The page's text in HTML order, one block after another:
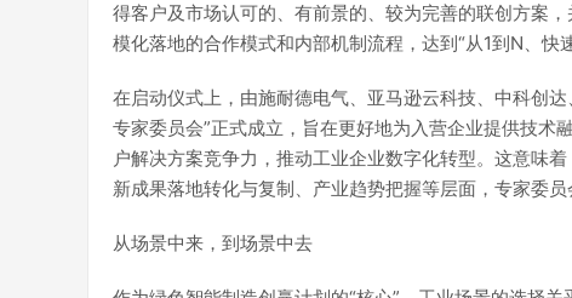
得客户及市场认可的、有前景的、较为完善的联创方案
模化落地的合作模式和内部机制流程，达到“从1到N、快
在启动仪式上，由施耐德电气、亚马逊云科技、中科创
专家委员会”正式成立，旨在更好地为入营企业提供技术
户解决方案竞争力，推动工业企业数字化转型。这意味
新成果落地转化与复制、产业趋势把握等层面，专家委员
从场景中来，到场景中去